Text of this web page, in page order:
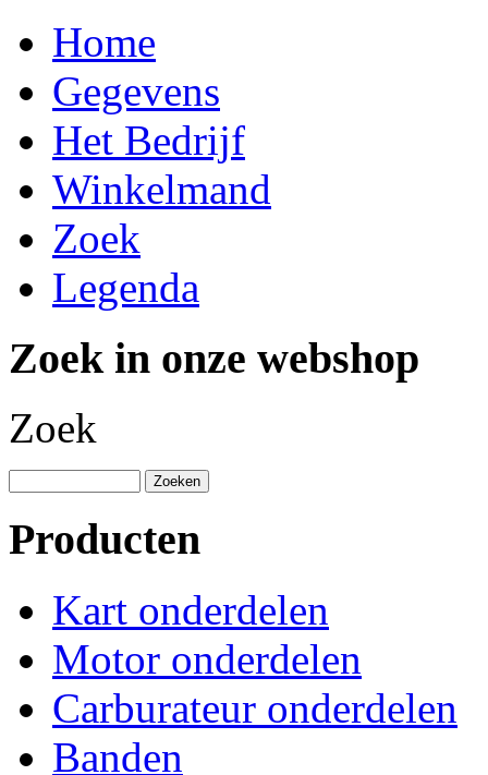
Home
Gegevens
Het Bedrijf
Winkelmand
Zoek
Legenda
Zoek in onze webshop
Zoek
Producten
Kart onderdelen
Motor onderdelen
Carburateur onderdelen
Banden